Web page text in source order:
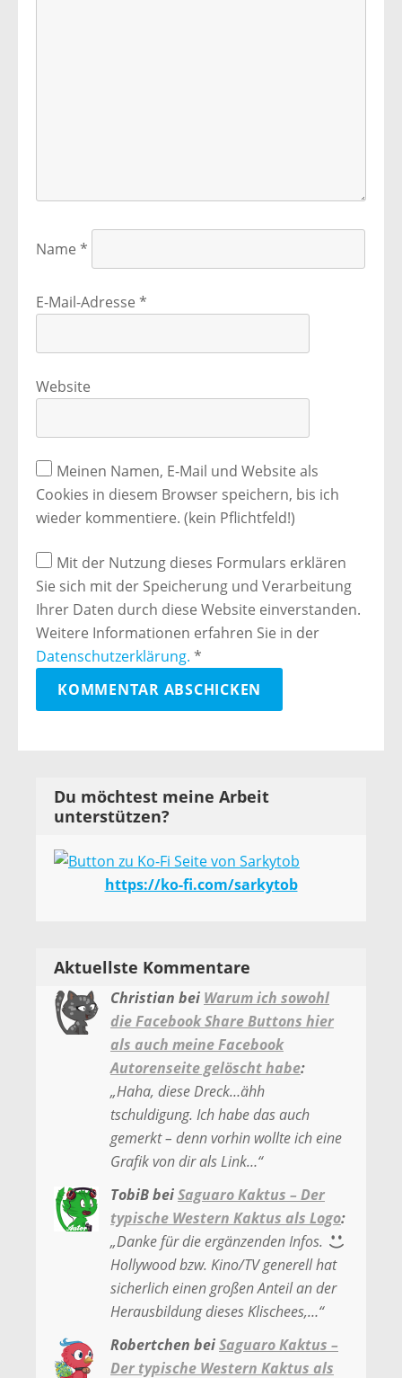
Name *
E-Mail-Adresse *
Website
Meinen Namen, E-Mail und Website als
Cookies in diesem Browser speichern, bis ich
wieder kommentiere. (kein Pflichtfeld!)
Mit der Nutzung dieses Formulars erklären
Sie sich mit der Speicherung und Verarbeitung
Ihrer Daten durch diese Website einverstanden.
Weitere Informationen erfahren Sie in der
Datenschutzerklärung. *
Du möchtest meine Arbeit
unterstützen?
https://ko-fi.com/sarkytob
Aktuellste Kommentare
Christian bei Warum ich sowohl
die Facebook Share Buttons hier
als auch meine Facebook
Autorenseite gelöscht habe:
„Haha, diese Dreck…ähh
tschuldigung. Ich habe das auch
gemerkt – denn vorhin wollte ich eine
Grafik von dir als Link…“
TobiBbeiSaguaro Kaktus – Der
typische Western Kaktus als Logo:
„Danke für die ergänzenden Infos.
Hollywood bzw. Kino/TV generell hat
sicherlich einen großen Anteil an der
Herausbildung dieses Klischees,…“
Robertchen beiSaguaro Kaktus –
Der typische Western Kaktus als